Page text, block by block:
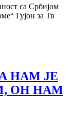
са Србијом
Гујон за Тв
НАМ ЈЕ
ОН НАМ